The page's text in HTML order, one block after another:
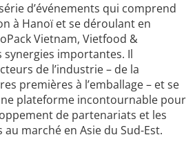
d’événements qui comprend
à Hanoï et se déroulant en
Vietnam, Vietfood &
synergies importantes. Il
de l’industrie – de la
premières à l’emballage – et se
plateforme incontournable pour
de partenariats et les
marché en Asie du Sud-Est.